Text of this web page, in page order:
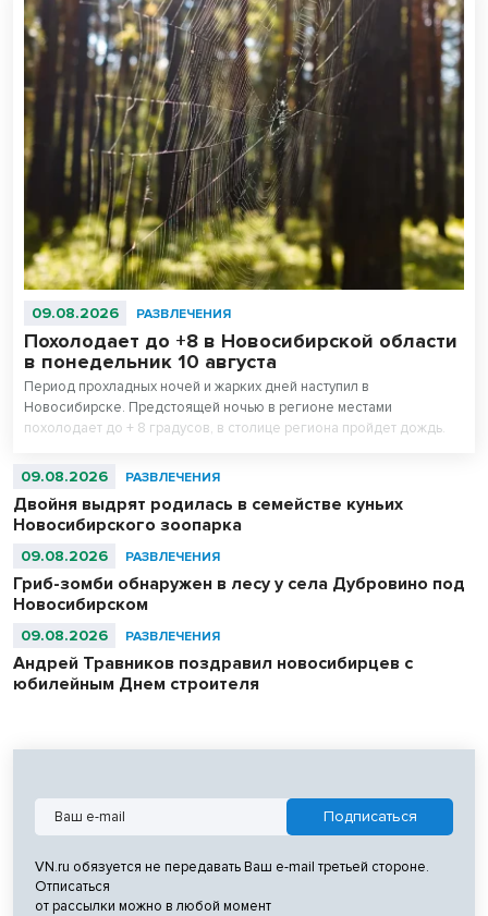
09.08.2026 РАЗВЛЕЧЕНИЯ
Похолодает до +8 в Новосибирской области
в понедельник 10 августа
Период прохладных ночей и жарких дней наступил в
Новосибирске. Предстоящей ночью в регионе местами
похолодает до + 8 градусов, в столице региона пройдет дождь.
09.08.2026 РАЗВЛЕЧЕНИЯ
Двойня выдрят родилась в семействе куньих
Новосибирского зоопарка
09.08.2026 РАЗВЛЕЧЕНИЯ
Гриб-зомби обнаружен в лесу у села Дубровино под
Новосибирском
09.08.2026 РАЗВЛЕЧЕНИЯ
Андрей Травников поздравил новосибирцев с
юбилейным Днем строителя
VN.ru обязуется не передавать Ваш e-mail третьей стороне.
Отписаться
от рассылки можно в любой момент